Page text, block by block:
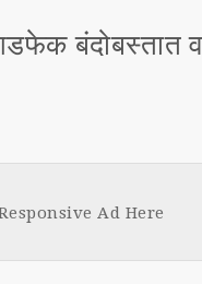
बंदोबस्तात
Ad Here